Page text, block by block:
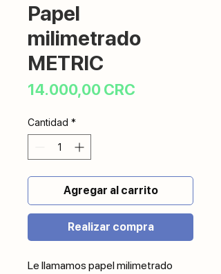
Papel
milimetrado
METRIC
14.000,00 CRC
Cantidad *
Agregar al carrito
Realizar compra
Le llamamos papel milimetrado